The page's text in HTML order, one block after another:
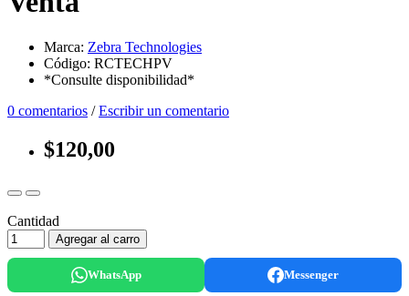
Marca: Zebra Technologies
Código: RCTECHPV
*Consulte disponibilidad*
0 comentarios /Escribir un comentario
$120,00
Cantidad
Agregar al carro
WhatsApp Messenger